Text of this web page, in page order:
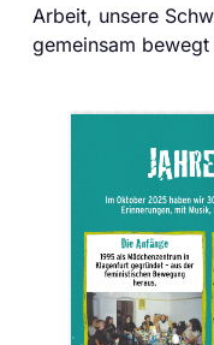
Arbeit, unsere
gemeinsam bewegt